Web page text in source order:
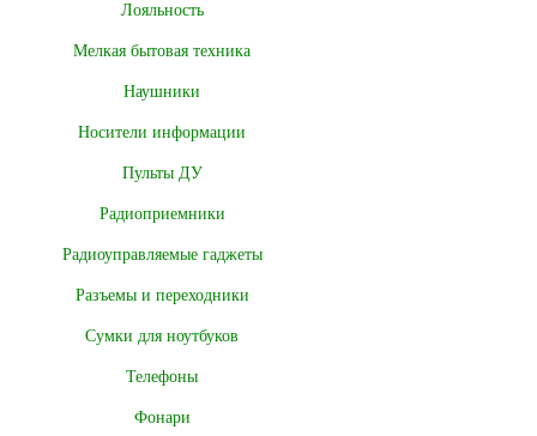
Лояльность
Мелкая бытовая техника
Наушники
Носители информации
Пульты ДУ
Радиоприемники
Радиоуправляемые гаджеты
Разъемы и переходники
Сумки для ноутбуков
Телефоны
Фонари